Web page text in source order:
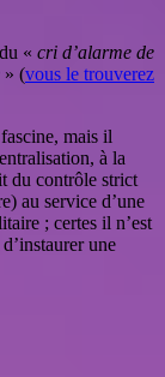
« cri d’alarme de
» (vous le trouverez
mais il
à la
du contrôle strict
au service d’une
; certes il n’est
une